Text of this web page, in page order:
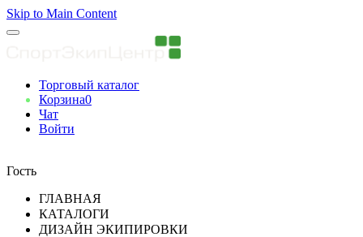
Skip to Main Content
Торговый каталог
Корзина0
Чат
Войти
Гость
ГЛАВНАЯ
КАТАЛОГИ
ДИЗАЙН ЭКИПИРОВКИ